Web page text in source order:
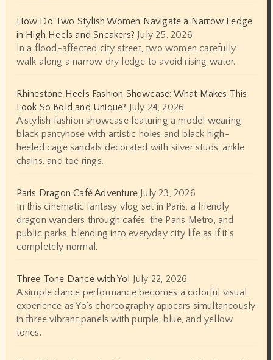
How Do Two Stylish Women Navigate a Narrow Ledge
in High Heels and Sneakers? July 25, 2026
In a flood-affected city street, two women carefully
walk along a narrow dry ledge to avoid rising water.
Rhinestone Heels Fashion Showcase: What Makes This
Look So Bold and Unique? July 24, 2026
A stylish fashion showcase featuring a model wearing
black pantyhose with artistic holes and black high-
heeled cage sandals decorated with silver studs, ankle
chains, and toe rings.
Paris Dragon Café Adventure July 23, 2026
In this cinematic fantasy vlog set in Paris, a friendly
dragon wanders through cafés, the Paris Metro, and
public parks, blending into everyday city life as if it’s
completely normal.
Three Tone Dance with Yo! July 22, 2026
A simple dance performance becomes a colorful visual
experience as Yo's choreography appears simultaneously
in three vibrant panels with purple, blue, and yellow
tones.